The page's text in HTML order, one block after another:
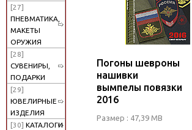
[27]
ПНЕВМАТИКА,
МАКЕТЫ
ОРУЖИЯ
[28]
СУВЕНИРЫ,
ПОДАРКИ
[29]
ЮВЕЛИРНЫЕ
ИЗДЕЛИЯ
[30] КАТАЛОГИ
Погоны шевроны
нашивки
вымпелы повязки
2016
Размер : 47,39 MB